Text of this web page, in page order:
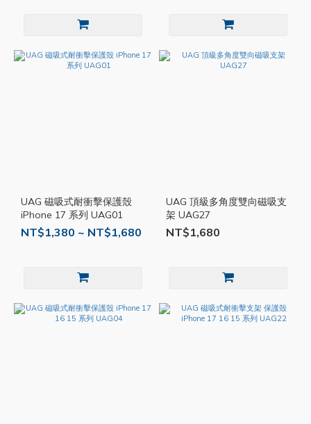
UAG 磁吸式耐衝擊保護殼
iPhone 17 系列 UAG01
NT$1,380 ~ NT$1,680
UAG 頂級多角度雙向磁吸支
架 UAG27
NT$1,680